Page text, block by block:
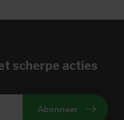
scherpe acties
Abonneer